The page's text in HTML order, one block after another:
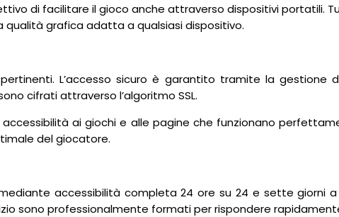
di facilitare il gioco anche attraverso dispositivi portatili.
grafica adatta a qualsiasi dispositivo.
L’accesso sicuro è garantito tramite la
cifrati attraverso l’algoritmo SSL.
ai giochi e alle pagine che funzionano
del giocatore.
accessibilità completa 24 ore su 24 e sette giorni
sono professionalmente formati per rispondere